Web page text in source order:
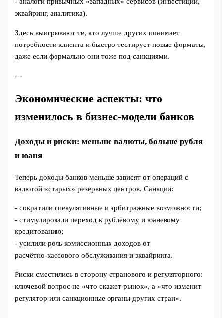
эквайринг, аналитика).
Здесь выигрывают те, кто лучше других понимает
потребности клиента и быстро тестирует новые форматы,
даже если формально они тоже под санкциями.
---
Экономические аспекты: что
изменилось в бизнес‑модели банков
Доходы и риски: меньше валюты, больше рубля
и юаня
Теперь доходы банков меньше зависят от операций с
валютой «старых» резервных центров. Санкции:
- сократили спекулятивные и арбитражные возможности;
- стимулировали переход к рублёвому и юаневому
кредитованию;
- усилили роль комиссионных доходов от
расчётно‑кассового обслуживания и эквайринга.
Риски сместились в сторону странового и регуляторного:
ключевой вопрос не «что скажет рынок», а «что изменит
регулятор или санкционные органы других стран».